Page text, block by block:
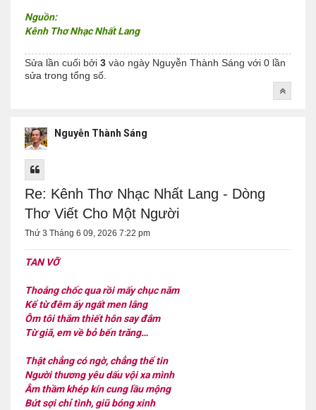
Nguồn:
Kênh Thơ Nhạc Nhất Lang
Sửa lần cuối bởi 3 vào ngày Nguyễn Thành Sáng với 0 lần
sửa trong tổng số.
Nguyễn Thành Sáng
Re: Kênh Thơ Nhạc Nhất Lang - Dòng
Thơ Viết Cho Một Người
Thứ 3 Tháng 6 09, 2026 7:22 pm
TAN VỠ
Thoáng chốc qua rồi mấy chục năm
Kể từ đêm ấy ngất men lâng
Ôm tôi thắm thiết hôn say đắm
Từ giã, em về bỏ bến trăng…
Thật chẳng có ngờ, chẳng thể tin
Người thương yêu dấu vội xa mình
Âm thầm khép kín cung lầu mộng
Bứt sợi chỉ tình, giũ bóng xinh